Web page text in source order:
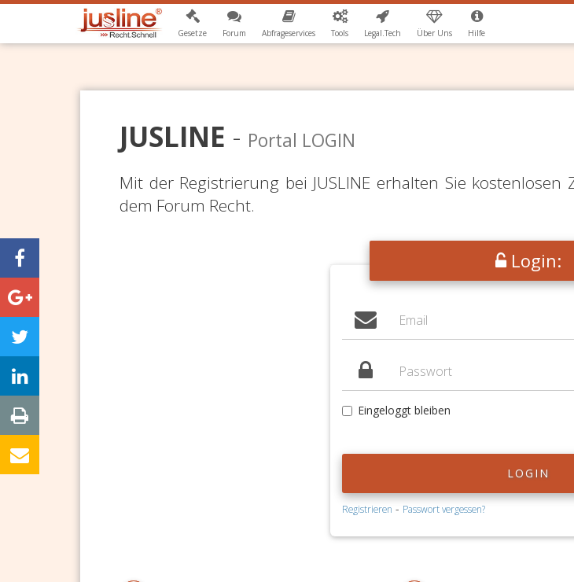
Gesetze Forum Abfrageservices Tools Legal.Tech Über Uns Hilfe
JUSLINE - Portal LOGIN
Mit der Registrierung bei JUSLINE erhalten Sie
dem Forum Recht.
Login:
Eingeloggt bleiben
LOGIN
Registrieren - Passwort vergessen?